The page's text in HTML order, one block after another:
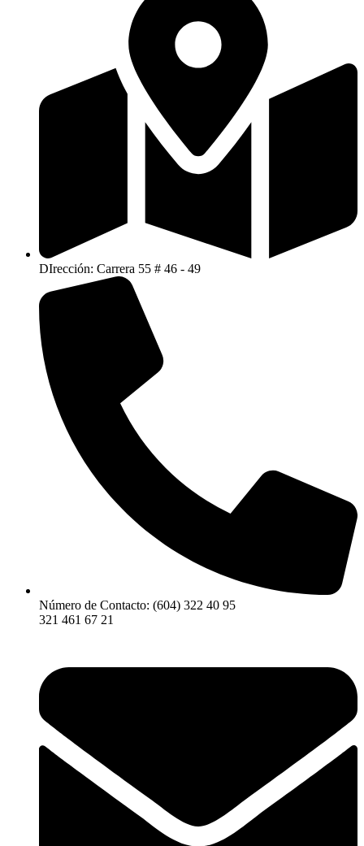
DIrección: Carrera 55 # 46 - 49
Número de Contacto: (604) 322 40 95
321 461 67 21